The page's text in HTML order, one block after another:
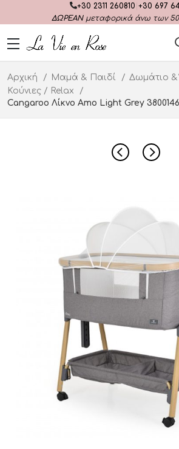
+30 2311 260810 +30 697
ΔΩΡΕΑΝμεταφορικά άνω των
Αρχική Μαμά & Παιδί
Δωμάτιο
Κούνιες / Relax
Cangaroo Λίκνο Amo Light Grey